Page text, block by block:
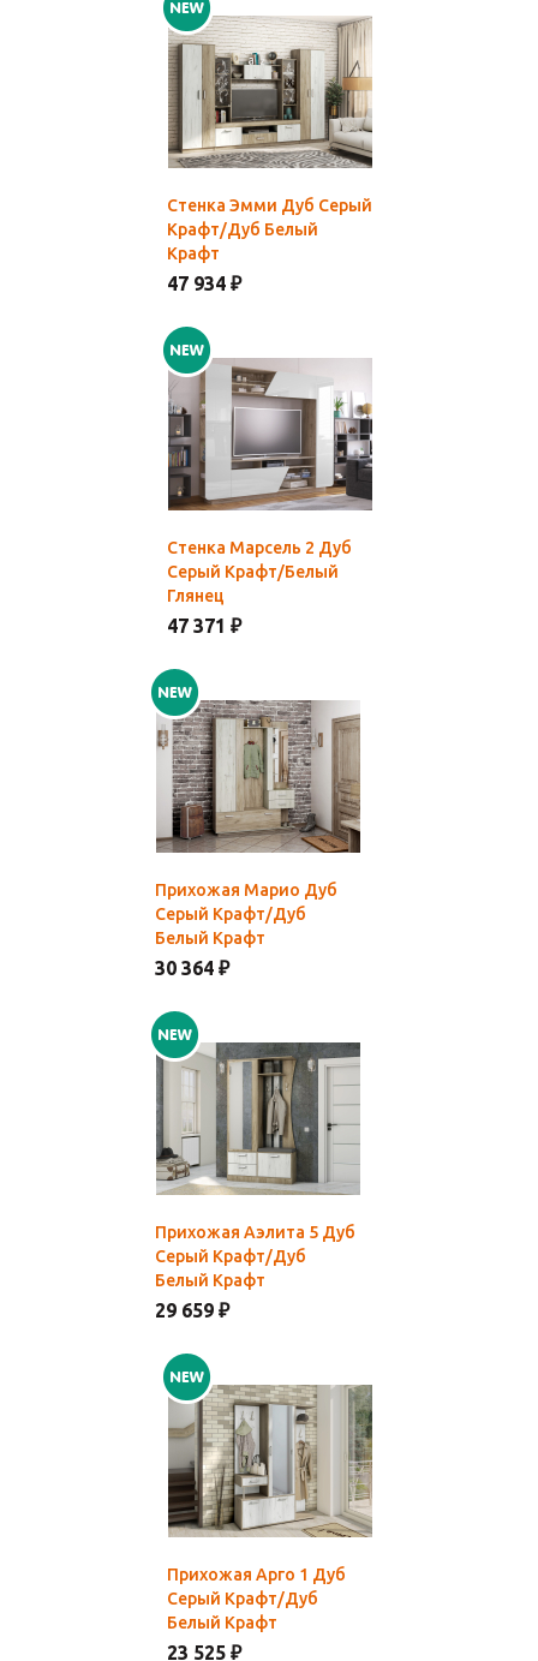
Стенка Эмми Дуб Серый
Крафт/Дуб Белый
Крафт
47 934 ₽
Стенка Марсель 2 Дуб
Серый Крафт/Белый
Глянец
47 371 ₽
Прихожая Марио Дуб
Серый Крафт/Дуб
Белый Крафт
30 364 ₽
Прихожая Аэлита 5 Дуб
Серый Крафт/Дуб
Белый Крафт
29 659 ₽
Прихожая Арго 1 Дуб
Серый Крафт/Дуб
Белый Крафт
23 525 ₽